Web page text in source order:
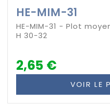
HE-MIM-31
HE-MIM-31 - Plot
H 30-32
2,65 €
VOIR LE